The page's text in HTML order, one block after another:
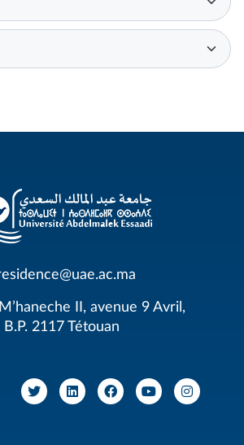
II, avenue 9 Avril,
B.P. 2117 Tétouan